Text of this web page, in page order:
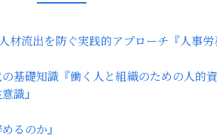
『人事
『働く人と組織のための人的
識』
るのか』